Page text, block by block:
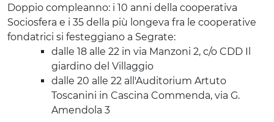
Doppio compleanno: i 10 anni della cooperativa
Sociosfera e i 35 della più longeva fra le cooperative
fondatrici si festeggiano a Segrate:
dalle 18 alle 22 in via Manzoni 2, c/o CDD Il
giardino del Villaggio
dalle 20 alle 22 all'Auditorium Artuto
Toscanini in Cascina Commenda, via G.
Amendola 3